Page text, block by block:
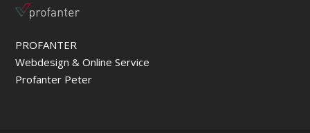
PROFANTER
Webdesign & Online Service
Profanter Peter